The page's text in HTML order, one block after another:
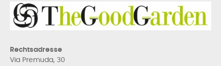
Rechtsadresse
Via Premuda, 30